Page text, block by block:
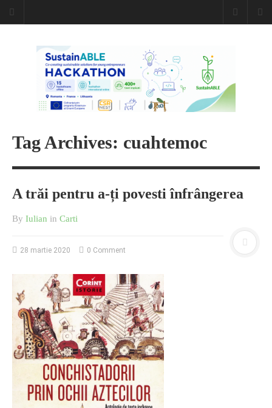
Caiet de
insemnari
DESCARCĂ!
O poveste in care sexul se
confunda cu dragostea,
cinismul cu idealismul si
poezia cu umorul.
DESCARCĂ!
Tag Archives: cuahtemoc
A trăi pentru a-ți povesti înfrângerea
By Iulian in Carti
28 martie 2020 0 Comment